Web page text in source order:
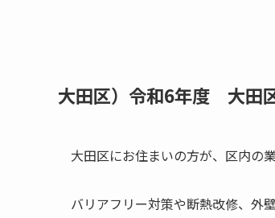
大田区）令和6年度 大田
大田区にお住まいの方が、区内の
バリアフリー対策や断熱改修、外